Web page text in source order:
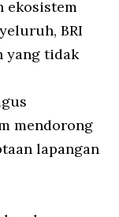
ekosistem
BRI
yang tidak
mendorong
lapangan